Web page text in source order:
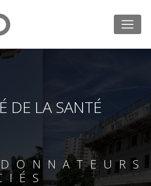
DE LA SANTÉ